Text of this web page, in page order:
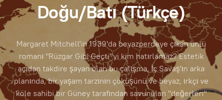
Doğu/Batı (Türkçe)
Margaret Mitchell'in 1939'da beyazperdeye çıkan ünlü
romanı "Rüzgar Gibi Geçti"yi kim hatırlamaz? Estetik
açıdan takdire şayan olan bu çalışma, İç Savaş'ın arka
planında, bir yaşam tarzının çöküşünü ve beyaz, ırkçı ve
köle sahibi bir Güney tarafından savunulan "değerleri"